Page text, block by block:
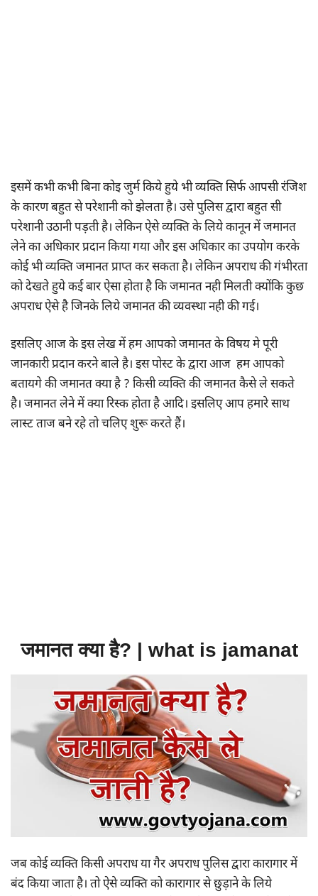
इसमें कभी कभी बिना कोइ जुर्म किये हुये भी व्यक्ति सिर्फ आपसी रंजिश
के कारण बहुत से परेशानी को झेलता है। उसे पुलिस द्वारा बहुत सी
परेशानी उठानी पड़ती है। लेकिन ऐसे व्यक्ति के लिये कानून में जमानत
लेने का अधिकार प्रदान किया गया और इस अधिकार का उपयोग करके
कोई भी व्यक्ति जमानत प्राप्त कर सकता है। लेकिन अपराध की गंभीरता
को देखते हुये कई बार ऐसा होता है कि जमानत नही मिलती क्योंकि कुछ
अपराध ऐसे है जिनके लिये जमानत की व्यवस्था नही की गई।
इसलिए आज के इस लेख में हम आपको जमानत के विषय मे पूरी
जानकारी प्रदान करने बाले है। इस पोस्ट के द्वारा आज हम आपको
बतायगे की जमानत क्या है ? किसी व्यक्ति की जमानत कैसे ले सकते
है। जमानत लेने में क्या रिस्क होता है आदि। इसलिए आप हमारे साथ
लास्ट ताज बने रहे तो चलिए शुरू करते हैं।
जमानत क्या है? | what is jamanat
जब कोई व्यक्ति किसी अपराध या गैर अपराध पुलिस द्वारा कारागार में
बंद किया जाता है। तो ऐसे व्यक्ति को कारागार से छुड़ाने के लिये